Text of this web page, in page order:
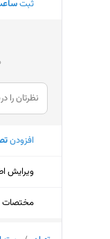
ثبت
افزودن
ویرایش
مختصات